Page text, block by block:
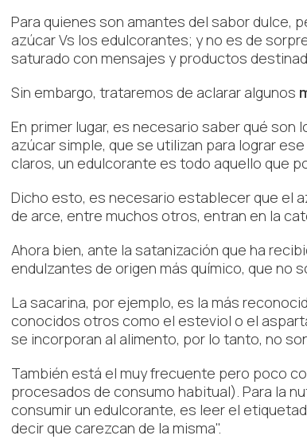
Para quienes son amantes del sabor dulce,
azúcar Vs los edulcorantes; y no es de
saturado con mensajes y productos
Sin embargo, trataremos de aclarar algunos
En primer lugar, es necesario saber qué
azúcar simple, que se utilizan para lograr
claros, un edulcorante es todo aquello que
Dicho esto, es necesario establecer que el
de arce, entre muchos otros, entran en la
Ahora bien, ante la satanización que ha
endulzantes de origen más químico, que no
La sacarina, por ejemplo, es la más
conocidos otros como el esteviol o el
se incorporan al alimento, por lo tanto, no
También está el muy frecuente pero poco
procesados de consumo habitual). Para la
consumir un edulcorante, es leer el
decir que carezcan de la misma".